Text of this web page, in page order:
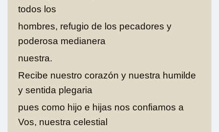
todos los
hombres, refugio de los pecadores y
poderosa medianera
nuestra.
Recibe nuestro corazón y nuestra humilde
y sentida plegaria
pues como hijo e hijas nos confiamos a
Vos, nuestra celestial